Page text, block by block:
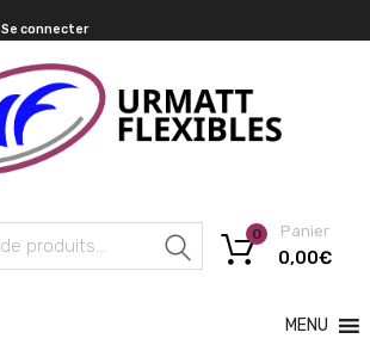
Se connecter
Recherche
Panier
0,00€
0
MENU